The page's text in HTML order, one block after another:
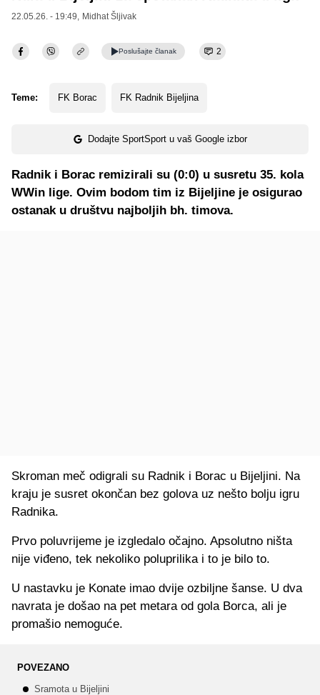
22.05.26. - 19:49, Midhat Šljivak
Poslušajte članak 2
Teme: FK Borac FK Radnik Bijeljina
Dodajte SportSport u vaš Google izbor
Radnik i Borac remizirali su (0:0) u susretu 35. kola
WWin lige. Ovim bodom tim iz Bijeljine je osigurao
ostanak u društvu najboljih bh. timova.
Skroman meč odigrali su Radnik i Borac u Bijeljini. Na
kraju je susret okončan bez golova uz nešto bolju igru
Radnika.
Prvo poluvrijeme je izgledalo očajno. Apsolutno ništa
nije viđeno, tek nekoliko poluprilika i to je bilo to.
U nastavku je Konate imao dvije ozbiljne šanse. U dva
navrata je došao na pet metara od gola Borca, ali je
promašio nemoguće.
POVEZANO
Sramota u Bijeljini